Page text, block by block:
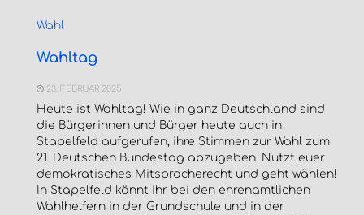
Wahl
Wahltag
23. FEBRUAR 2025
Heute ist Wahltag! Wie in ganz Deutschland sind
die Bürgerinnen und Bürger heute auch in
Stapelfeld aufgerufen, ihre Stimmen zur Wahl zum
21. Deutschen Bundestag abzugeben. Nutzt euer
demokratisches Mitspracherecht und geht wählen!
In Stapelfeld könnt ihr bei den ehrenamtlichen
Wahlhelfern in der Grundschule und in der